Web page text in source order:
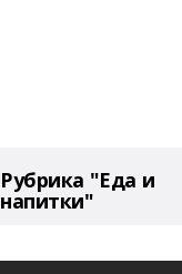
Рубрика "Еда и
напитки"